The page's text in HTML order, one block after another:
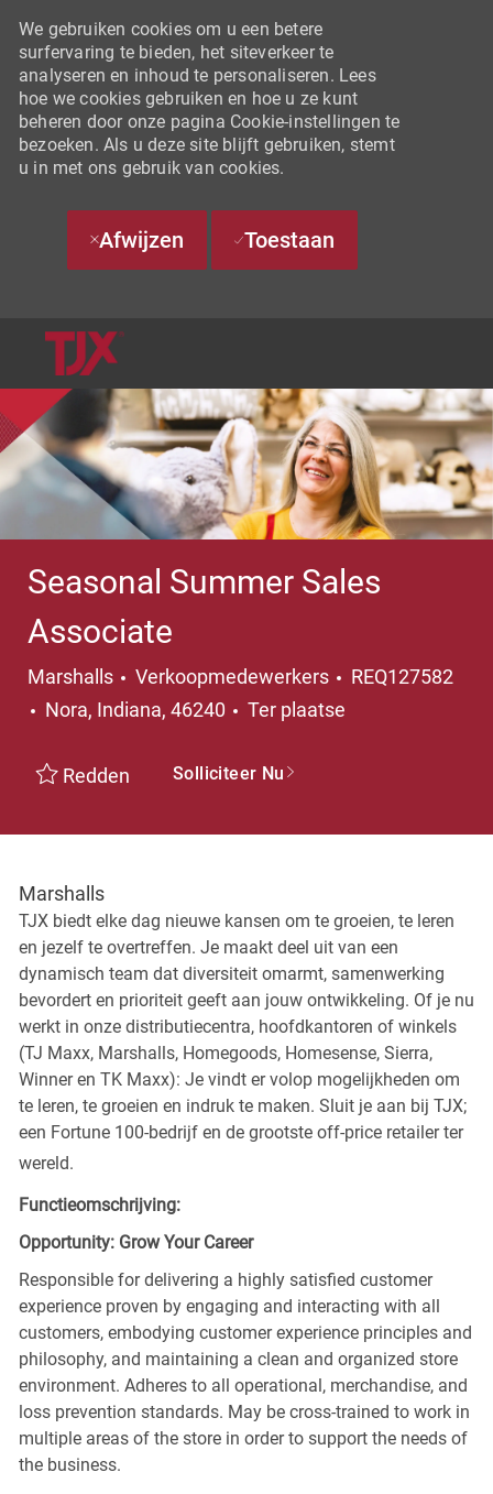
We gebruiken cookies om u een betere
surfervaring te bieden, het siteverkeer te
analyseren en inhoud te personaliseren. Lees
hoe we cookies gebruiken en hoe u ze kunt
beheren door onze pagina Cookie-instellingen te
bezoeken. Als u deze site blijft gebruiken, stemt
u in met ons gebruik van cookies.
Afwijzen Toestaan
Seasonal Summer Sales
Associate
Marshalls Categorie
Verkoopmedewerkers
REQ127582
Plaats
Nora, Indiana, 46240 Ter plaatse
Redden Solliciteer Nu
Marshalls
TJX biedt elke dag nieuwe kansen om te groeien, te leren
en jezelf te overtreffen. Je maakt deel uit van een
dynamisch team dat diversiteit omarmt, samenwerking
bevordert en prioriteit geeft aan jouw ontwikkeling. Of je nu
werkt in onze distributiecentra, hoofdkantoren of winkels
(TJ Maxx, Marshalls, Homegoods, Homesense, Sierra,
Winner en TK Maxx): Je vindt er volop mogelijkheden om
te leren, te groeien en indruk te maken. Sluit je aan bij TJX;
een Fortune 100-bedrijf en de grootste off-price retailer ter
wereld.
Functieomschrijving:
Opportunity: Grow Your Career
Responsible for delivering a highly satisfied customer
experience proven by engaging and interacting with all
customers, embodying customer experience principles and
philosophy, and maintaining a clean and organized store
environment. Adheres to all operational, merchandise, and
loss prevention standards. May be cross-trained to work in
multiple areas of the store in order to support the needs of
the business.